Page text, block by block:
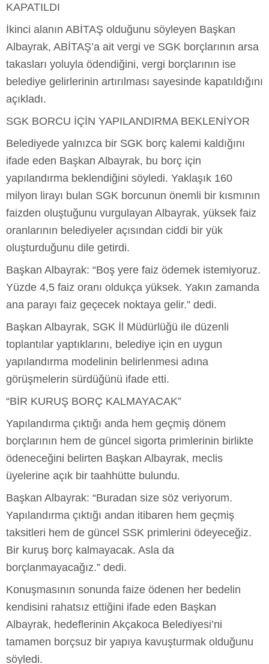
KAPATILDI
İkinci alanın ABİTAŞ olduğunu söyleyen Başkan
Albayrak, ABİTAŞ’a ait vergi ve SGK borçlarının arsa
takasları yoluyla ödendiğini, vergi borçlarının ise
belediye gelirlerinin artırılması sayesinde kapatıldığını
açıkladı.
SGK BORCU İÇİN YAPILANDIRMA BEKLENİYOR
Belediyede yalnızca bir SGK borç kalemi kaldığını
ifade eden Başkan Albayrak, bu borç için
yapılandırma beklendiğini söyledi. Yaklaşık 160
milyon lirayı bulan SGK borcunun önemli bir kısmının
faizden oluştuğunu vurgulayan Albayrak, yüksek faiz
oranlarının belediyeler açısından ciddi bir yük
oluşturduğunu dile getirdi.
Başkan Albayrak: “Boş yere faiz ödemek istemiyoruz.
Yüzde 4,5 faiz oranı oldukça yüksek. Yakın zamanda
ana parayı faiz geçecek noktaya gelir.” dedi.
Başkan Albayrak, SGK İl Müdürlüğü ile düzenli
toplantılar yaptıklarını, belediye için en uygun
yapılandırma modelinin belirlenmesi adına
görüşmelerin sürdüğünü ifade etti.
“BİR KURUŞ BORÇ KALMAYACAK”
Yapılandırma çıktığı anda hem geçmiş dönem
borçlarının hem de güncel sigorta primlerinin birlikte
ödeneceğini belirten Başkan Albayrak, meclis
üyelerine açık bir taahhütte bulundu.
Başkan Albayrak: “Buradan size söz veriyorum.
Yapılandırma çıktığı andan itibaren hem geçmiş
taksitleri hem de güncel SSK primlerini ödeyeceğiz.
Bir kuruş borç kalmayacak. Asla da
borçlanmayacağız.” dedi.
Konuşmasının sonunda faize ödenen her bedelin
kendisini rahatsız ettiğini ifade eden Başkan
Albayrak, hedeflerinin Akçakoca Belediyesi’ni
tamamen borçsuz bir yapıya kavuşturmak olduğunu
söyledi.